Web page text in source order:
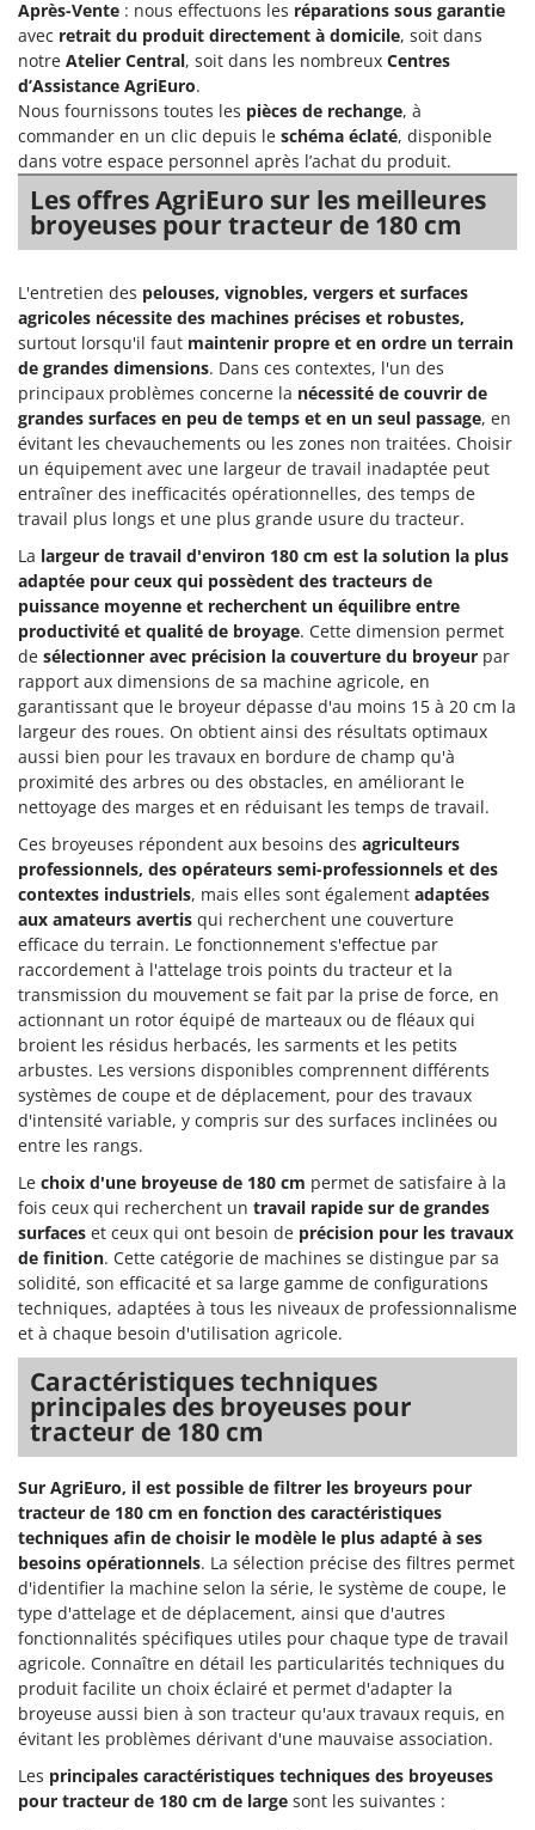
Après-Vente : nous effectuons les réparations sous garantie
avec retrait du produit directement à domicile, soit dans
notre Atelier Central, soit dans les nombreux Centres
d’Assistance AgriEuro.
Nous fournissons toutes les pièces de rechange, à
commander en un clic depuis le schéma éclaté, disponible
dans votre espace personnel après l’achat du produit.
Les offres AgriEuro sur les meilleures
broyeuses pour tracteur de 180 cm
L'entretien des pelouses, vignobles, vergers et surfaces
agricoles nécessite des machines précises et robustes,
surtout lorsqu'il faut maintenir propre et en ordre un terrain
de grandes dimensions. Dans ces contextes, l'un des
principaux problèmes concerne la nécessité de couvrir de
grandes surfaces en peu de temps et en un seul passage, en
évitant les chevauchements ou les zones non traitées. Choisir
un équipement avec une largeur de travail inadaptée peut
entraîner des inefficacités opérationnelles, des temps de
travail plus longs et une plus grande usure du tracteur.
La largeur de travail d'environ 180 cm est la solution la plus
adaptée pour ceux qui possèdent des tracteurs de
puissance moyenne et recherchent un équilibre entre
productivité et qualité de broyage. Cette dimension permet
de sélectionner avec précision la couverture du broyeur par
rapport aux dimensions de sa machine agricole, en
garantissant que le broyeur dépasse d'au moins 15 à 20 cm la
largeur des roues. On obtient ainsi des résultats optimaux
aussi bien pour les travaux en bordure de champ qu'à
proximité des arbres ou des obstacles, en améliorant le
nettoyage des marges et en réduisant les temps de travail.
Ces broyeuses répondent aux besoins des agriculteurs
professionnels, des opérateurs semi-professionnels et des
contextes industriels, mais elles sont également adaptées
aux amateurs avertis qui recherchent une couverture
efficace du terrain. Le fonctionnement s'effectue par
raccordement à l'attelage trois points du tracteur et la
transmission du mouvement se fait par la prise de force, en
actionnant un rotor équipé de marteaux ou de fléaux qui
broient les résidus herbacés, les sarments et les petits
arbustes. Les versions disponibles comprennent différents
systèmes de coupe et de déplacement, pour des travaux
d'intensité variable, y compris sur des surfaces inclinées ou
entre les rangs.
Le choix d'une broyeuse de 180 cm permet de satisfaire à la
fois ceux qui recherchent un travail rapide sur de grandes
surfaces et ceux qui ont besoin de précision pour les travaux
de finition. Cette catégorie de machines se distingue par sa
solidité, son efficacité et sa large gamme de configurations
techniques, adaptées à tous les niveaux de professionnalisme
et à chaque besoin d'utilisation agricole.
Caractéristiques techniques
principales des broyeuses pour
tracteur de 180 cm
Sur AgriEuro, il est possible de filtrer les broyeurs pour
tracteur de 180 cm en fonction des caractéristiques
techniques afin de choisir le modèle le plus adapté à ses
besoins opérationnels. La sélection précise des filtres permet
d'identifier la machine selon la série, le système de coupe, le
type d'attelage et de déplacement, ainsi que d'autres
fonctionnalités spécifiques utiles pour chaque type de travail
agricole. Connaître en détail les particularités techniques du
produit facilite un choix éclairé et permet d'adapter la
broyeuse aussi bien à son tracteur qu'aux travaux requis, en
évitant les problèmes dérivant d'une mauvaise association.
Les principales caractéristiques techniques des broyeuses
pour tracteur de 180 cm de large sont les suivantes :